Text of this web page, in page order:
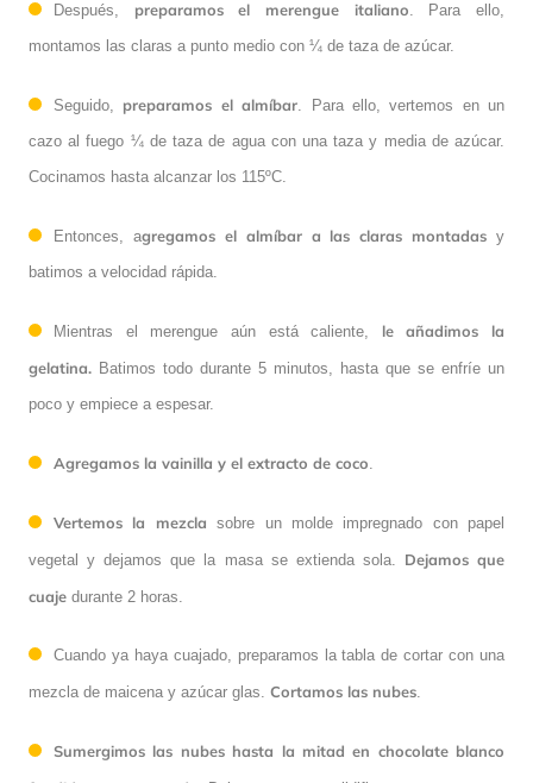
Después, preparamos el merengue italiano. Para ello,
montamos las claras a punto medio con ¼ de taza de azúcar.
Seguido, preparamos el almíbar. Para ello, vertemos en un
cazo al fuego ¼ de taza de agua con una taza y media de azúcar.
Cocinamos hasta alcanzar los 115ºC.
Entonces, agregamos el almíbar a las claras montadas y
batimos a velocidad rápida.
Mientras el merengue aún está caliente,
le añadimos la
gelatina. Batimos todo durante 5 minutos, hasta que se enfríe un
poco y empiece a espesar.
Agregamos la vainilla y el extracto de coco.
Vertemos la mezcla sobre un molde impregnado con papel
vegetal y dejamos que la masa se extienda sola. Dejamos que
cuaje durante 2 horas.
Cuando ya haya cuajado, preparamos la tabla de cortar con una
mezcla de maicena y azúcar glas. Cortamos las nubes.
Sumergimos las nubes hasta la mitad en chocolate blanco